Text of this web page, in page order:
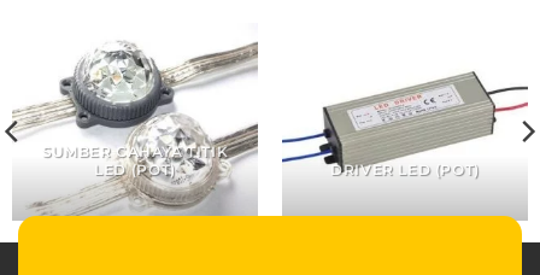
SUMBER CAHAYA TITIK
LED (POT)
DRIVER LED (POT)